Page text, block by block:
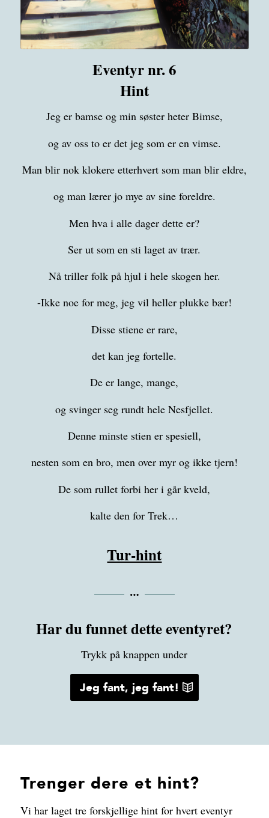
Eventyr nr. 6
Hint
Jeg er bamse og min søster heter Bimse,
og av oss to er det jeg som er en vimse.
Man blir nok klokere etterhvert som man blir eldre,
og man lærer jo mye av sine foreldre.
Men hva i alle dager dette er?
Ser ut som en sti laget av trær.
Nå triller folk på hjul i hele skogen her.
-Ikke noe for meg, jeg vil heller plukke bær!
Disse stiene er rare,
det kan jeg fortelle.
De er lange, mange,
og svinger seg rundt hele Nesfjellet.
Denne minste stien er spesiell,
nesten som en bro, men over myr og ikke tjern!
De som rullet forbi her i går kveld,
kalte den for Trek…
Tur-hint
Har du funnet dette eventyret?
Trykk på knappen under
Jeg fant, jeg fant!
Trenger dere et hint?
Vi har laget tre forskjellige hint for hvert eventyr